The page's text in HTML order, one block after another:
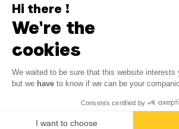
Belgique/FR
Tous droits réservés
Hi there !
We're the
cookies
We waited to be sure that this website interests
but we have to know if we can be your
Consents certified by
I want to choose